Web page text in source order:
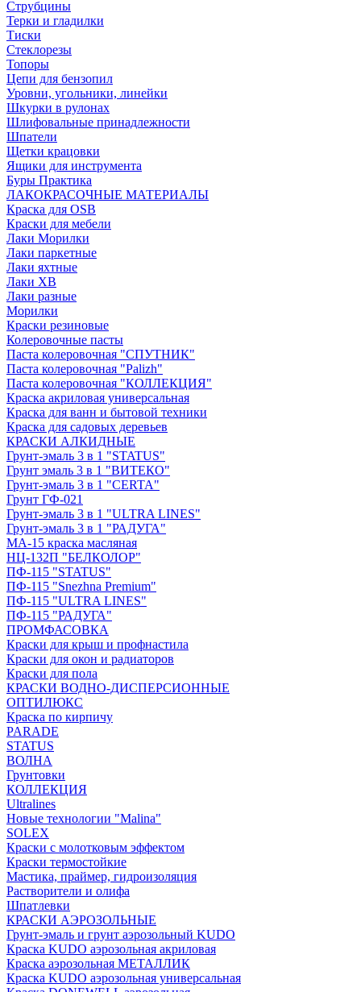
Струбцины
Терки и гладилки
Тиски
Стеклорезы
Топоры
Цепи для бензопил
Уровни, угольники, линейки
Шкурки в рулонах
Шлифовальные принадлежности
Шпатели
Щетки крацовки
Ящики для инструмента
Буры Практика
ЛАКОКРАСОЧНЫЕ МАТЕРИАЛЫ
Краска для OSB
Краски для мебели
Лаки Морилки
Лаки паркетные
Лаки яхтные
Лаки ХВ
Лаки разные
Морилки
Краски резиновые
Колеровочные пасты
Паста колеровочная "СПУТНИК"
Паста колеровочная "Palizh"
Паста колеровочная "КОЛЛЕКЦИЯ"
Краска акриловая универсальная
Краска для ванн и бытовой техники
Краска для садовых деревьев
КРАСКИ АЛКИДНЫЕ
Грунт-эмаль 3 в 1 "STATUS"
Грунт эмаль 3 в 1 "ВИТЕКО"
Грунт-эмаль 3 в 1 "CERTA"
Грунт ГФ-021
Грунт-эмаль 3 в 1 "ULTRA LINES"
Грунт-эмаль 3 в 1 "РАДУГА"
МА-15 краска масляная
НЦ-132П "БЕЛКОЛОР"
ПФ-115 "STATUS"
ПФ-115 "Snezhna Premium"
ПФ-115 "ULTRA LINES"
ПФ-115 "РАДУГА"
ПРОМФАСОВКА
Краски для крыш и профнастила
Краски для окон и радиаторов
Краски для пола
КРАСКИ ВОДНО-ДИСПЕРСИОННЫЕ
ОПТИЛЮКС
Краска по кирпичу
PARADE
STATUS
ВОЛНА
Грунтовки
КОЛЛЕКЦИЯ
Ultralines
Новые технологии "Malina"
SOLEX
Краски с молотковым эффектом
Краски термостойкие
Мастика, праймер, гидроизоляция
Растворители и олифа
Шпатлевки
КРАСКИ АЭРОЗОЛЬНЫЕ
Грунт-эмаль и грунт аэрозольный KUDO
Краска KUDO аэрозольная акриловая
Краска аэрозольная МЕТАЛЛИК
Краска KUDO аэрозольная универсальная